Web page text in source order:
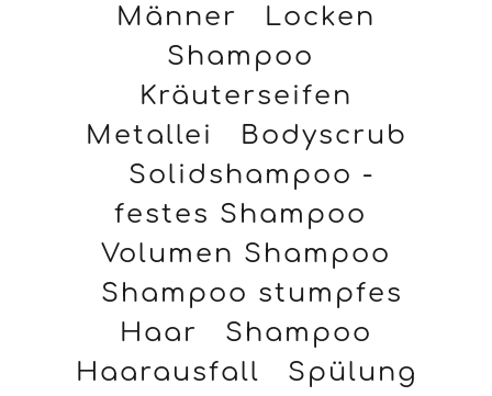
Männer
Locken
Shampoo
Kräuterseifen
Metallei
Bodyscrub
Solidshampoo -
festes Shampoo
Volumen Shampoo
Shampoo stumpfes
Haar
Shampoo
Haarausfall
Spülung